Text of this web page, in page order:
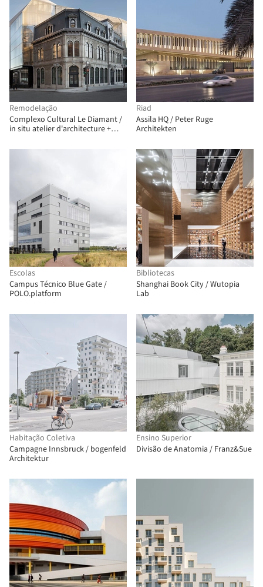
Remodelação
Complexo Cultural Le Diamant /
in situ atelier d'architecture +
Riad
Assila HQ / Peter Ruge
Architekten
Escolas
Campus Técnico Blue Gate /
POLO.platform
Bibliotecas
Shanghai Book City / Wutopia
Lab
Habitação Coletiva
Campagne Innsbruck / bogenfeld
Architektur
Ensino Superior
Divisão de Anatomia / Franz&Sue